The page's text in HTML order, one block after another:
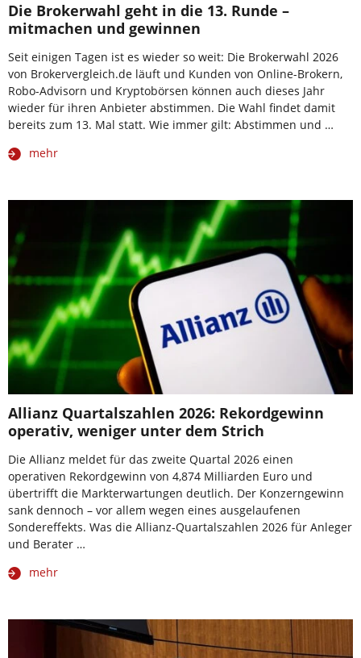
Die Brokerwahl geht in die 13. Runde –
mitmachen und gewinnen
Seit einigen Tagen ist es wieder so weit: Die Brokerwahl 2026
von Brokervergleich.de läuft und Kunden von Online-Brokern,
Robo-Advisorn und Kryptobörsen können auch dieses Jahr
wieder für ihren Anbieter abstimmen. Die Wahl findet damit
bereits zum 13. Mal statt. Wie immer gilt: Abstimmen und …
mehr
Allianz Quartalszahlen 2026: Rekordgewinn
operativ, weniger unter dem Strich
Die Allianz meldet für das zweite Quartal 2026 einen
operativen Rekordgewinn von 4,874 Milliarden Euro und
übertrifft die Markterwartungen deutlich. Der Konzerngewinn
sank dennoch – vor allem wegen eines ausgelaufenen
Sondereffekts. Was die Allianz-Quartalszahlen 2026 für Anleger
und Berater …
mehr